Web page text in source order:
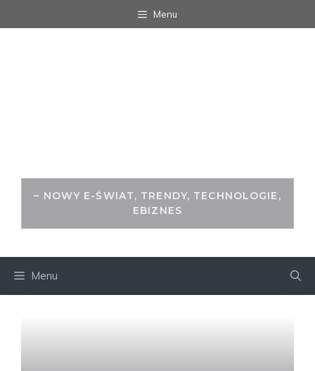
do
Menu
– NOWY E-ŚWIAT, TRENDY, TECHNOLOGIE,
EBIZNES
Menu